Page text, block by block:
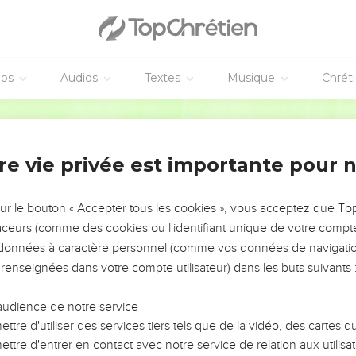
Audios Textes Musique לַמְנַצֵּ֥חַ
נִכְסְפָ֬ה וְגַם־כָּלְתָ֨ה ׀ נַפְשִׁי֮ לְחַצְר֪וֹת יְה֫וָ֥ה
אַ֭שְׁרֵי
עֹבְרֵ֤י ׀ בְּעֵ֣מֶק הַ֭בָּכָא מַעְיָ֣ן
יֵ֭לְכוּ מֵחַ֣יִל
יְה֘וָ֤ה אֱלֹהִ֣ים צְ֭בָאוֹת שִׁמְעָ֣ה
כִּ֤י טֽוֹב־י֥וֹם בַּחֲצֵרֶ֗יךָ מֵ֫אָ֥לֶף בָּחַ֗רְתִּי הִ֭סְתּוֹפֵף
כִּ֤י שֶׁ֨מֶשׁ ׀ וּמָגֵן֮ יְהוָ֪ה אֱלֹ֫הִ֥ים חֵ֣ן וְ֭כָבוֹד יִתֵּ֣ן יְהוָ֑ה
vie privée est importante pour
le bouton « Accepter tous les cookies », vous acceptez que
(comme des cookies ou l'identifiant unique de votre
à caractère personnel (comme vos données de
dans votre compte utilisateur) dans les buts suivants :
de notre service
d'utiliser des services tiers tels que de la vidéo, des cartes
d'entrer en contact avec notre service de relation aux